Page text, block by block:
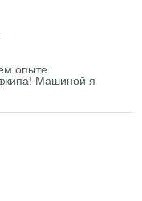
опыте
джипа! Машиной я